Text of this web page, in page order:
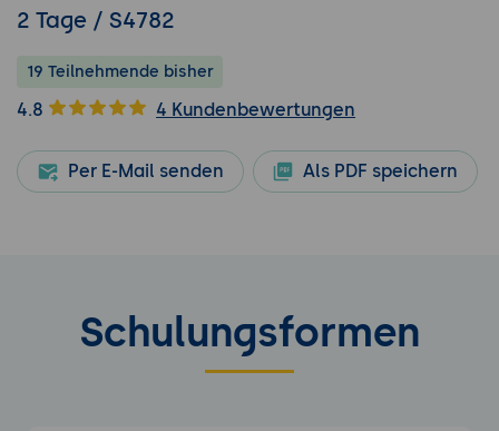
2 Tage / S4782
19 Teilnehmende bisher
4.8 4 Kundenbewertungen
Per E-Mail senden Als PDF speichern
Schulungsformen